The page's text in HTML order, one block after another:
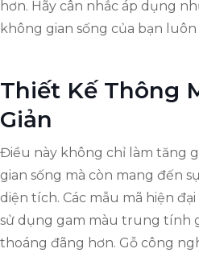
hơn. Hãy cân nhắc áp dụng
không gian sống của bạn luôn
Thiết Kế Thông
Giản
Điều này không chỉ làm tăng
gian sống mà còn mang đến
diện tích. Các mẫu mã hiện
sử dụng gam màu trung tính
thoáng đãng hơn. Gỗ công